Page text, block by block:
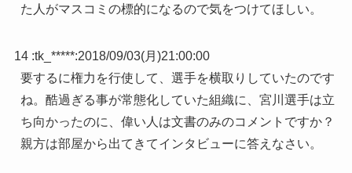
た人がマスコミの標的になるので気をつけてほしい。
14 :tk_*****:2018/09/03(月)21:00:00
要するに権力を行使して、選手を横取りしていたのです
ね。酷過ぎる事が常態化していた組織に、宮川選手は立
ち向かったのに、偉い人は文書のみのコメントですか？
親方は部屋から出てきてインタビューに答えなさい。